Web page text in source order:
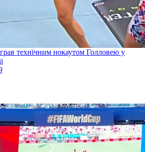
технічним нокаутом Голловею у